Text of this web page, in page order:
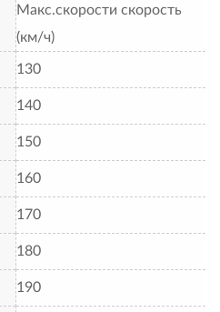
Макс.скорости скорость
(км/ч)
130
140
150
160
170
180
190